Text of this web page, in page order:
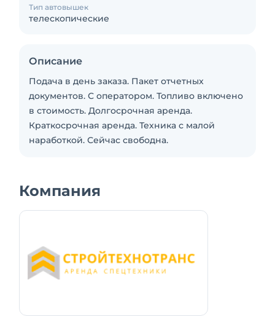
Тип автовышек
телескопические
Описание
Подача в день заказа. Пакет отчетных
документов. С оператором. Топливо включено
в стоимость. Долгосрочная аренда.
Краткосрочная аренда. Техника с малой
наработкой. Сейчас свободна.
Компания